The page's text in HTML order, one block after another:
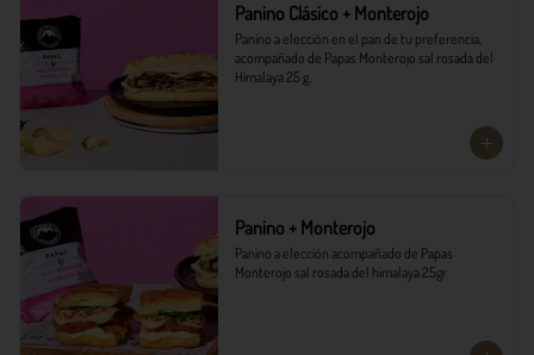
Panino Clásico + Monterojo
Panino a elección en el pan de tu preferencia,
acompañado de Papas Monterojo sal rosada del
Himalaya 25 g.
Panino + Monterojo
Panino a elección acompañado de Papas
Monterojo sal rosada del himalaya 25gr